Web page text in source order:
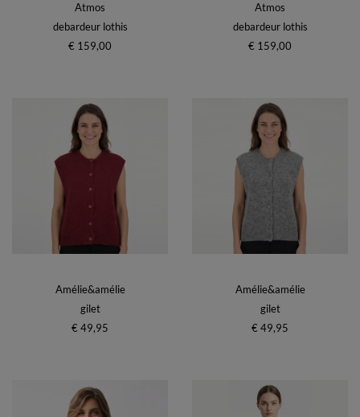
Atmos
debardeur lothis
€ 159,00
Atmos
debardeur lothis
€ 159,00
Amélie&amélie
gilet
€ 49,95
Amélie&amélie
gilet
€ 49,95